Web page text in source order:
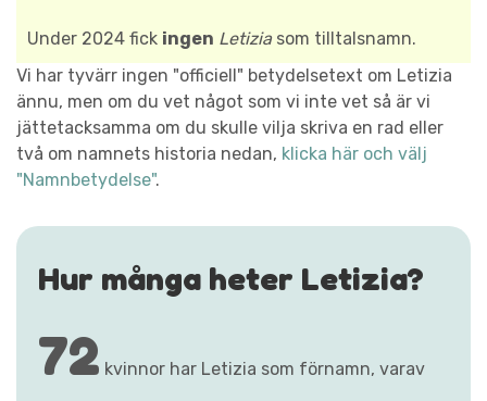
Under 2024 fick ingen Letiziasom tilltalsnamn.
Vi har tyvärr ingen "officiell" betydelsetext om Letizia
ännu, men om du vet något som vi inte vet så är vi
jättetacksamma om du skulle vilja skriva en rad eller
två om namnets historia nedan, klicka här och välj
"Namnbetydelse".
Hur många heter Letizia?
72 kvinnor har Letizia som förnamn, varav